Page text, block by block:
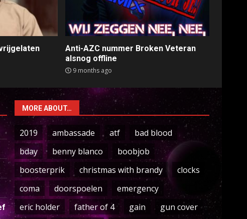
Anti-AZC nummer Broken Veteran
alsnog offline
9 months ago
MORE ABOUT…
2019 ambassade atf
bad blood
bday
benny blanco
boobjob
boosterprik
christmas with brandy
clocks
coma
doorspoelen
emergency
eric holder
father of 4 gain
gun cover